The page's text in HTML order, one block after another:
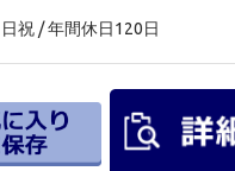
日祝 / 年間休日120日